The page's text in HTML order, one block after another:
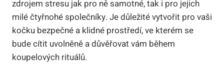
zdrojem stresu jak pro ně samotné, tak i pro jejich
milé čtyřnohé společníky. Je důležité vytvořit pro vaši
kočku bezpečné a klidné prostředí, ve kterém se
bude cítit uvolněně a důvěřovat vám během
koupelových rituálů.